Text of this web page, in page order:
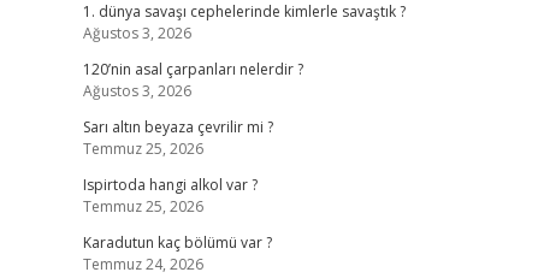
1. dünya savaşı cephelerinde kimlerle savaştık ?
Ağustos 3, 2026
120’nin asal çarpanları nelerdir ?
Ağustos 3, 2026
Sarı altın beyaza çevrilir mi ?
Temmuz 25, 2026
Ispirtoda hangi alkol var ?
Temmuz 25, 2026
Karadutun kaç bölümü var ?
Temmuz 24, 2026